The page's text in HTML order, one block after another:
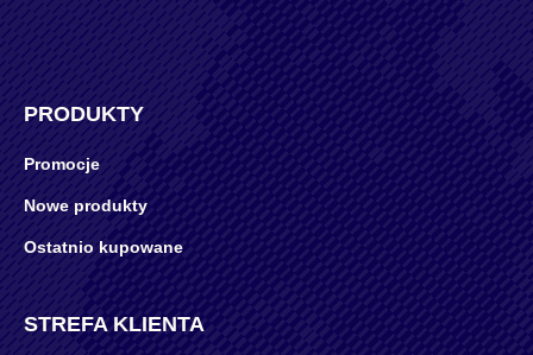
PRODUKTY
Promocje
Nowe produkty
Ostatnio kupowane
STREFA KLIENTA